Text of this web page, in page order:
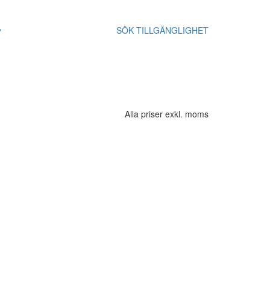
SÖK TILLGÄNGLIGHET
Alla priser exkl. moms